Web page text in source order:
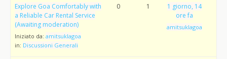
Explore Goa Comfortably with
a Reliable Car Rental Service
(Awaiting moderation)
Iniziato da: amitsuklagoa
in: Discussioni Generali
0 1
1 giorno, 14
ore fa
amitsuklagoa